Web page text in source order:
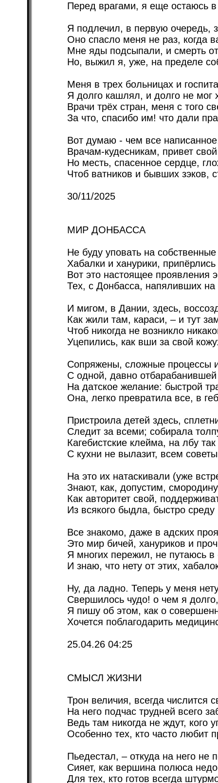
Перед врагами, я еще остаюсь в
Я подлечил, в первую очередь,
Оно спасло меня не раз, когда
Мне яды подсыпали, и смерть
Но, выжил я, уже, на пределе
Меня в трех больницах и
Я долго кашлял, и долго не мог
Врачи трёх стран, меня с того
За что, спасибо им! что дали
Вот думаю - чем все
Врачам-кудесникам, привет
Но месть, спасенное сердце,
Чтоб ватников и бывших зэков,
30/11/2025
МИР ДОНБАССА
Не буду уповать на
Хабалки и ханурики,
Вот это настоящее проявления
Тех, с Донбасса, напяливших на
И мигом, в Дании, здесь,
Как жили там, караси, – и тут
Чтоб никогда не возникло
Уцепились, как вши за свой
Сопряжены, сложные процессы
С одной, давно
На датское желание: быстрой
Она, легко превратила все, в
Пристроила детей здесь,
Следит за всеми; собирала
Кагебистские клейма, на лбу
С кухни не вылазит, всем
На это их натаскивали (уже
Знают, как, допустим,
Как авторитет свой,
Из всякого быдла, быстро среду
Все знакомо, даже в адских
Это мир бичей, хануриков и
Я многих пережил, не путаюсь в
И знаю, что нету от этих,
Ну, да ладно. Теперь у меня
Свершилось чудо! о чем я
Я пишу об этом, как о
Хочется поблагодарить
25.04.26 04:25
СМЫСЛ ЖИЗНИ
Трон величия, всегда числится
На него подчас трудней всего
Ведь там никогда не ждут, кого
Особенно тех, кто часто любит
Пьедестал, – откуда на него не
Сияет, как вершина полюса
Для тех, кто готов всегда